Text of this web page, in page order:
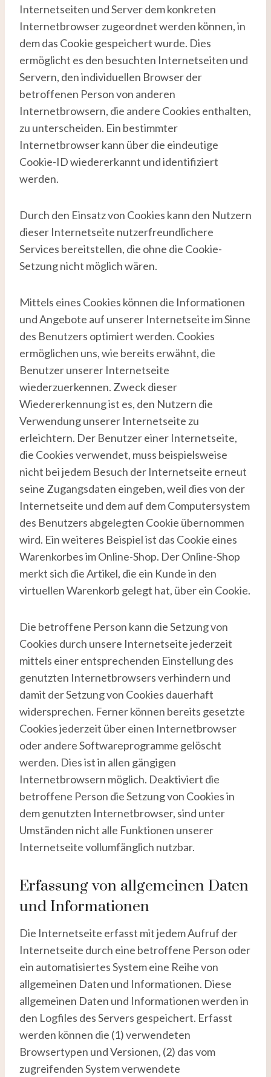
Internetseiten und Server dem konkreten
Internetbrowser zugeordnet werden können, in
dem das Cookie gespeichert wurde. Dies
ermöglicht es den besuchten Internetseiten und
Servern, den individuellen Browser der
betroffenen Person von anderen
Internetbrowsern, die andere Cookies enthalten,
zu unterscheiden. Ein bestimmter
Internetbrowser kann über die eindeutige
Cookie-ID wiedererkannt und identifiziert
werden.
Durch den Einsatz von Cookies kann den Nutzern
dieser Internetseite nutzerfreundlichere
Services bereitstellen, die ohne die Cookie-
Setzung nicht möglich wären.
Mittels eines Cookies können die Informationen
und Angebote auf unserer Internetseite im Sinne
des Benutzers optimiert werden. Cookies
ermöglichen uns, wie bereits erwähnt, die
Benutzer unserer Internetseite
wiederzuerkennen. Zweck dieser
Wiedererkennung ist es, den Nutzern die
Verwendung unserer Internetseite zu
erleichtern. Der Benutzer einer Internetseite,
die Cookies verwendet, muss beispielsweise
nicht bei jedem Besuch der Internetseite erneut
seine Zugangsdaten eingeben, weil dies von der
Internetseite und dem auf dem Computersystem
des Benutzers abgelegten Cookie übernommen
wird. Ein weiteres Beispiel ist das Cookie eines
Warenkorbes im Online-Shop. Der Online-Shop
merkt sich die Artikel, die ein Kunde in den
virtuellen Warenkorb gelegt hat, über ein Cookie.
Die betroffene Person kann die Setzung von
Cookies durch unsere Internetseite jederzeit
mittels einer entsprechenden Einstellung des
genutzten Internetbrowsers verhindern und
damit der Setzung von Cookies dauerhaft
widersprechen. Ferner können bereits gesetzte
Cookies jederzeit über einen Internetbrowser
oder andere Softwareprogramme gelöscht
werden. Dies ist in allen gängigen
Internetbrowsern möglich. Deaktiviert die
betroffene Person die Setzung von Cookies in
dem genutzten Internetbrowser, sind unter
Umständen nicht alle Funktionen unserer
Internetseite vollumfänglich nutzbar.
Erfassung von allgemeinen Daten
und Informationen
Die Internetseite erfasst mit jedem Aufruf der
Internetseite durch eine betroffene Person oder
ein automatisiertes System eine Reihe von
allgemeinen Daten und Informationen. Diese
allgemeinen Daten und Informationen werden in
den Logfiles des Servers gespeichert. Erfasst
werden können die (1) verwendeten
Browsertypen und Versionen, (2) das vom
zugreifenden System verwendete